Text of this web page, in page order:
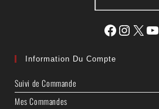
Information Du Compte
Suivi de Commande
Mes Commandes